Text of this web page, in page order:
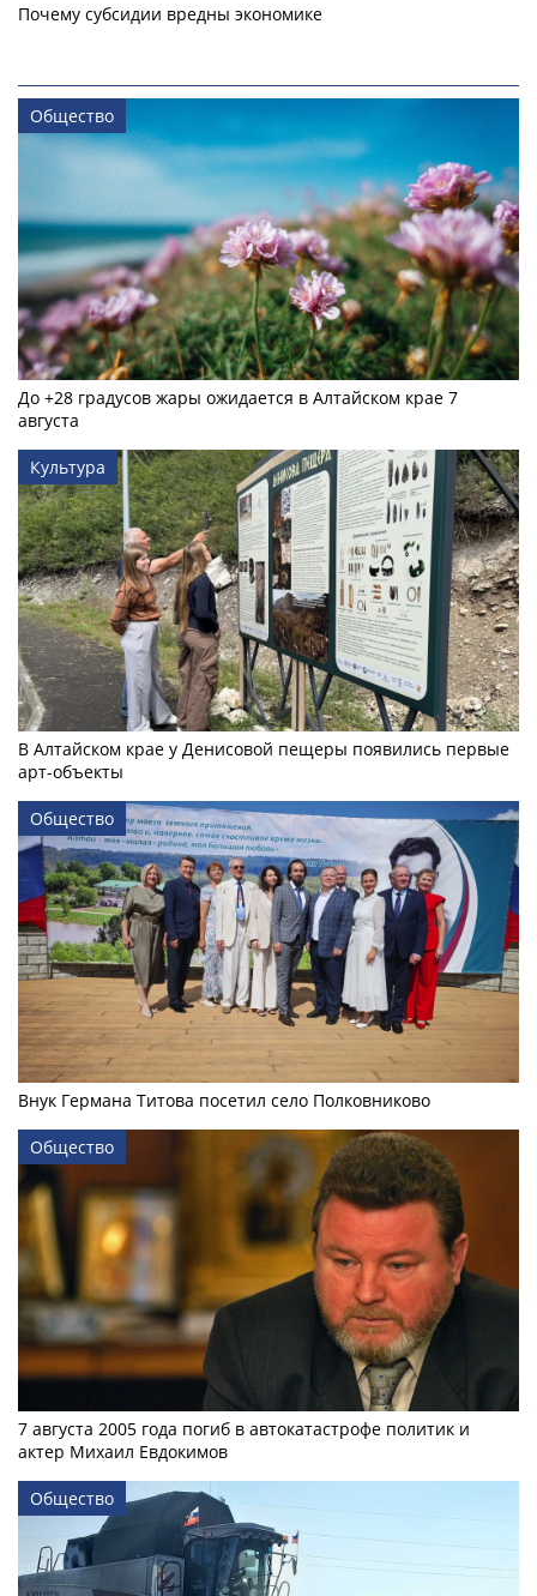
Почему субсидии вредны экономике
Общество
До +28 градусов жары ожидается в Алтайском крае 7
августа
Культура
В Алтайском крае у Денисовой пещеры появились первые
арт-объекты
Общество
Внук Германа Титова посетил село Полковниково
Общество
7 августа 2005 года погиб в автокатастрофе политик и
актер Михаил Евдокимов
Общество